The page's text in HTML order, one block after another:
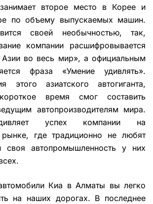
второе место в Корее и
по объему выпускаемых машин.
своей необычностью, так,
компании расшифровывается
Азии во весь мир», а официальным
фраза «Умение удивлять».
этого азиатского автогиганта,
время смог составить
автопроизводителям мира.
успех компании на
где традиционно не любят
автопромышленность у них
Киа в Алматы вы легко
на наших дорогах. В последнее